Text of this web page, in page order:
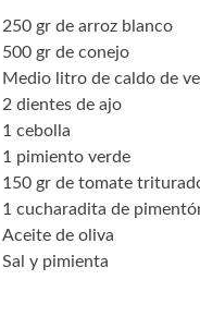
250 gr de arroz blanco
500 gr de conejo
Medio litro de caldo de
2 dientes de ajo
1 cebolla
1 pimiento verde
150 gr de tomate
1 cucharadita de
Aceite de oliva
Sal y pimienta